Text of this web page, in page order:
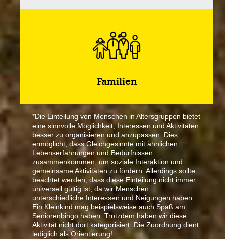
Familien
*Die Einteilung von Menschen in Altersgruppen bietet
eine sinnvolle Möglichkeit, Interessen und Aktivitäten
besser zu organisieren und anzupassen. Dies
ermöglicht, dass Gleichgesinnte mit ähnlichen
Lebenserfahrungen und Bedürfnissen
zusammenkommen, um soziale Interaktion und
gemeinsame Aktivitäten zu fördern. Allerdings sollte
beachtet werden, dass diese Einteilung nicht immer
universell gültig ist, da wir Menschen
unterschiedliche Interessen und Neigungen haben.
Ein Kleinkind mag beispielsweise auch Spaß am
Seniorenbingo haben. Trotzdem haben wir diese
Aktivität nicht dort kategorisiert. Die Zuordnung dient
lediglich als Orientierung!